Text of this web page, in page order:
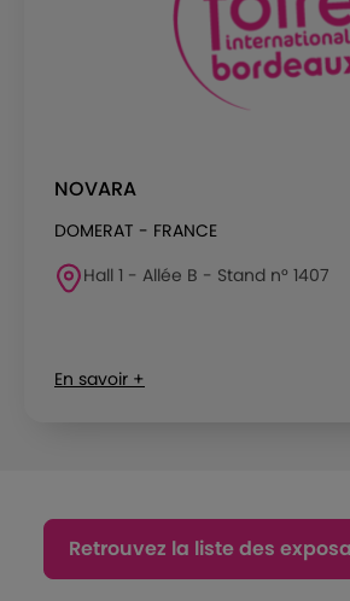
NOVARA
DOMERAT - FRANCE
Hall 1 - Allée B - Stand n° 1407
En savoir +
Retrouvez la liste des